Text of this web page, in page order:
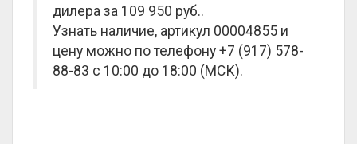
дилера за 109 950 руб..
Узнать наличие, артикул 00004855 и
цену можно по телефону +7 (917) 578-
88-83 с 10:00 до 18:00 (МСК).